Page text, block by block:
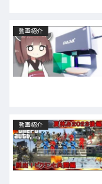
動画紹介
動画紹介